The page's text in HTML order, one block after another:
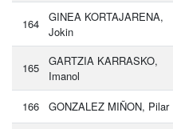
164
GINEA KORTAJARENA,
Jokin
165
GARTZIA KARRASKO,
Imanol
166 GONZALEZ MIÑON, Pilar